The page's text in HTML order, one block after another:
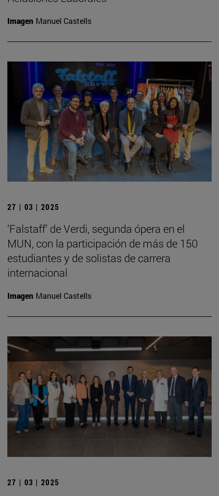
Imagen Manuel Castells
27 | 03 | 2025
‘Falstaff’ de Verdi, segunda ópera en el
MUN, con la participación de más de 150
estudiantes y de solistas de carrera
internacional
Imagen Manuel Castells
27 | 03 | 2025